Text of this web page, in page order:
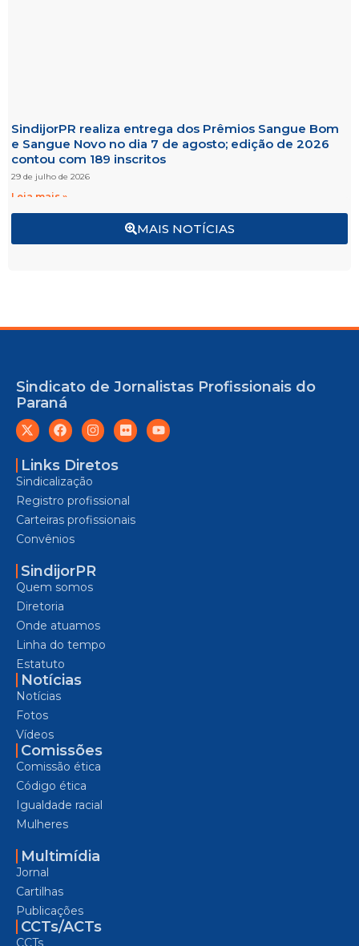
MAIS NOTÍCIAS
SindijorPR realiza entrega dos Prêmios Sangue Bom
e Sangue Novo no dia 7 de agosto; edição de 2026
contou com 189 inscritos
29 de julho de 2026
Leia mais »
Sindicato de Jornalistas Profissionais do
Paraná
Links Diretos
Sindicalização
Registro profissional
Carteiras profissionais
Convênios
SindijorPR
Quem somos
Diretoria
Onde atuamos
Linha do tempo
Estatuto
Notícias
Notícias
Fotos
Vídeos
Comissões
Comissão ética
Código ética
Igualdade racial
Mulheres
Multimídia
Jornal
Cartilhas
Publicações
CCTs/ACTs
CCTs